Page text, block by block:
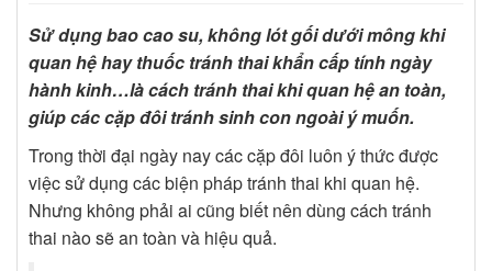
Sử dụng bao cao su, không lót gối dưới mông khi
quan hệ hay thuốc tránh thai khẩn cấp tính ngày
hành kinh…làcách tránh thai khi quan hệan toàn,
giúp các cặp đôi tránh sinh con ngoài ý muốn.
Trong thời đại ngày nay các cặp đôi luôn ý thức được
việc sử dụng các biện pháp tránh thai khi quan hệ.
Nhưng không phải ai cũng biết nên dùng cách tránh
thai nào sẽ an toàn và hiệu quả.